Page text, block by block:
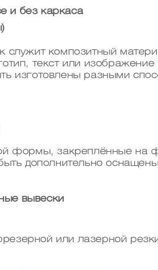
и без каркаса
служит композитный
текст или
изготовлены разными
формы, закреплённые на
дополнительно
вывески
или лазерной